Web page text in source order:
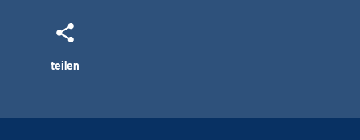
teilen